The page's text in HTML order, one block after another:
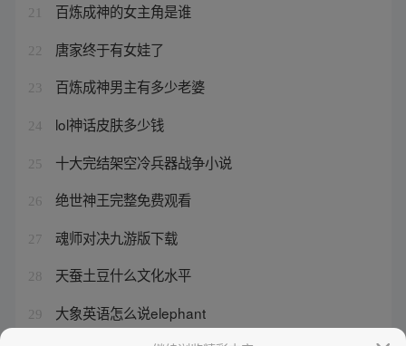
21 百炼成神的女主角是谁
22 唐家终于有女娃了
23 百炼成神男主有多少老婆
24 lol神话皮肤多少钱
25 十大完结架空冷兵器战争小说
26 绝世神王完整免费观看
27 魂师对决九游版下载
28 天蚕土豆什么文化水平
29 大象英语怎么说elephant